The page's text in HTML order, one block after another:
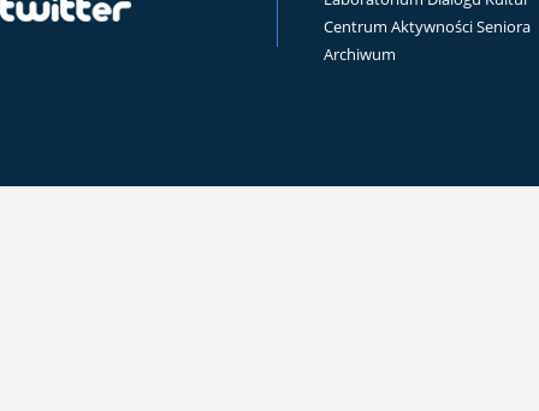
Centrum Aktywności Seniora
Archiwum